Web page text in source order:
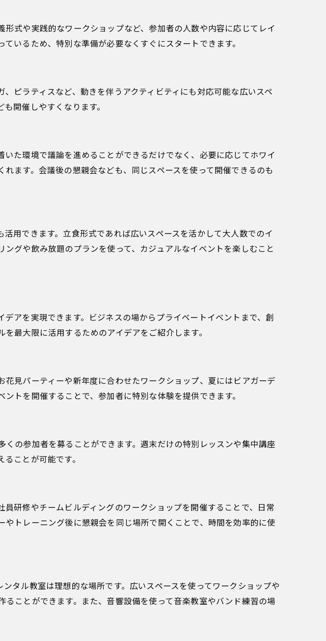
式や実践的なワークショップなど、参加者の人数や内容に応じてレイ
いるため、特別な準備が必要なくすぐにスタートできます。
ピラティスなど、動きを伴うアクティビティにも対応可能な広いスペ
開催しやすくなります。
た環境で議論を進めることができるだけでなく、必要に応じてホワイ
ます。会議後の懇親会なども、同じスペースを使って開催できるのも
用できます。立食形式であれば広いスペースを活かして大人数でのイ
グや飲み放題のプランを使って、カジュアルなイベントを楽しむこと
アを実現できます。ビジネスの場からプライベートイベントまで、創
最大限に活用するためのアイデアをご紹介します。
見パーティーや新年度に合わせたワークショップ、夏にはビアガーデ
トを開催することで、参加者に特別な体験を提供できます。
の参加者を募ることができます。週末だけの特別レッスンや集中講座
ことが可能です。
研修やチームビルディングのワークショップを開催することで、日常
トレーニング後に懇親会を同じ場所で開くことで、時間を効率的に使
タル教室は理想的な場所です。広いスペースを使ってワークショップや
ことができます。また、音響設備を使って音楽教室やバンド練習の場